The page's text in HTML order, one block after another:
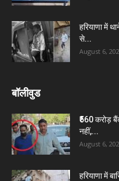
हरियाणा में
से...
August 6,
बॉलीवुड
₹560 करोड़
नहीं,...
August 6,
हरियाणा में